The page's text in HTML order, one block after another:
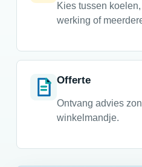
Kies tussen
werking of
Offerte
Ontvang advies
winkelmandje.